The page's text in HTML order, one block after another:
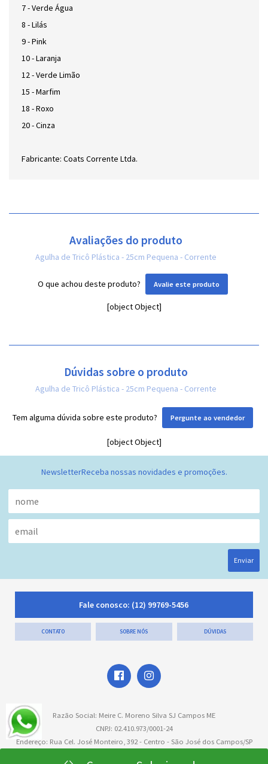
7 - Verde Água
8 - Lilás
9 - Pink
10 - Laranja
12 - Verde Limão
15 - Marfim
18 - Roxo
20 - Cinza
Fabricante: Coats Corrente Ltda.
Avaliações do produto
Agulha de Tricô Plástica - 25cm Pequena - Corrente
O que achou deste produto? Avalie este produto
[object Object]
Dúvidas sobre o produto
Agulha de Tricô Plástica - 25cm Pequena - Corrente
Tem alguma dúvida sobre este produto? Pergunte ao vendedor
[object Object]
NewsletterReceba nossas novidades e promoções.
Enviar
Fale conosco: (12) 99769-5456
CONTATO SOBRE NÓS DÚVIDAS
Razão Social: Meire C. Moreno Silva SJ Campos ME
CNPJ: 02.410.973/0001-24
Endereço: Rua Cel. José Monteiro, 392 - Centro - São José dos Campos/SP